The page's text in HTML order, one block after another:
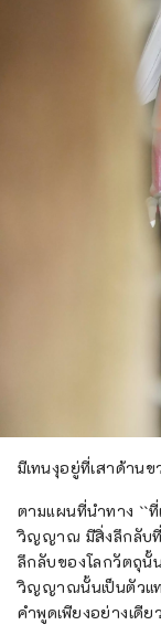
มีเทนงุอยู่ที่เสาด้านข
ตามแผนที่นำทาง ``
วิญญาณ มีสิ่งลึกลับที่
ลึกลับของโลกวัตถุนั้
วิญญาณนั้นเป็นตัวแ
คำพูดเพียงอย่างเดีย